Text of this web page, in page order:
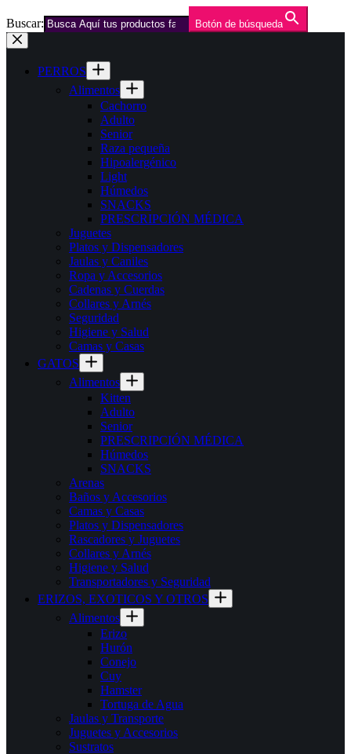
Buscar: Botón de búsqueda
Saltar
al
contenidoPERROS
Alimentos
Cachorro
Adulto
Senior
Raza pequeña
Hipoalergénico
Light
Húmedos
SNACKS
PRESCRIPCIÓN MÉDICA
Juguetes
Platos y Dispensadores
Jaulas y Caniles
Ropa y Accesorios
Cadenas y Cuerdas
Collares y Arnés
Seguridad
Higiene y Salud
Camas y Casas
GATOS
Alimentos
Kitten
Adulto
Senior
PRESCRIPCIÓN MÉDICA
Húmedos
SNACKS
Arenas
Baños y Accesorios
Camas y Casas
Platos y Dispensadores
Rascadores y Juguetes
Collares y Arnés
Higiene y Salud
Transportadores y Seguridad
ERIZOS, EXOTICOS Y OTROS
Alimentos
Erizo
Hurón
Conejo
Cuy
Hamster
Tortuga de Agua
Jaulas y Transporte
Juguetes y Accesorios
Sustratos